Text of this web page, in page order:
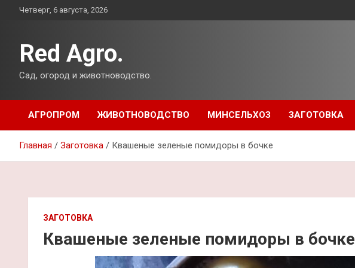
ПерейтиЧетверг, 6 августа, 2026
Red Agro.
Сад, огород и животноводство.
АГРОПРОМ ЖИВОТНОВОДСТВО МИНСЕЛЬХОЗ ЗАГОТОВКА
Главная Заготовка Квашеные зеленые помидоры в бочке
ЗАГОТОВКА
Квашеные зеленые помидоры в бочке